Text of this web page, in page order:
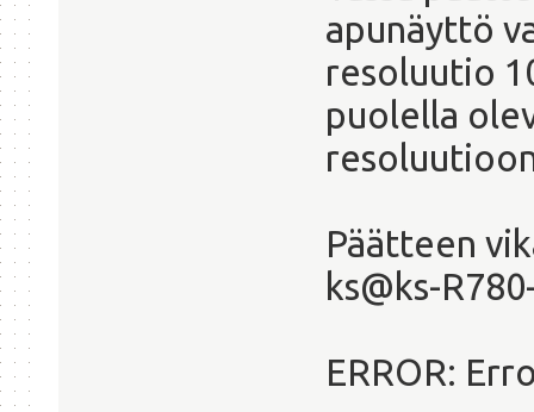
apunäyttö
resoluutio
puolella
Päätteen
ks@ks-
ERROR: